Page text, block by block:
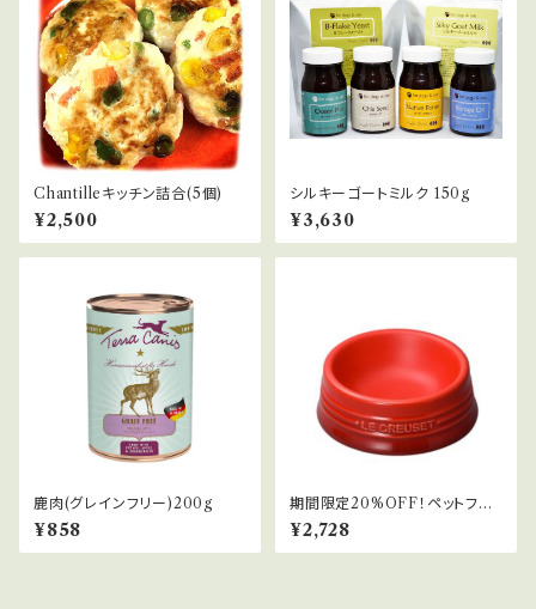
Chantilleキッチン詰合(5個)
¥2,500
シルキーゴートミルク 150g
¥3,630
鹿肉(グレインフリー)200g
¥858
期間限定20%OFF！ペットフー
ドボール(S)
¥2,728